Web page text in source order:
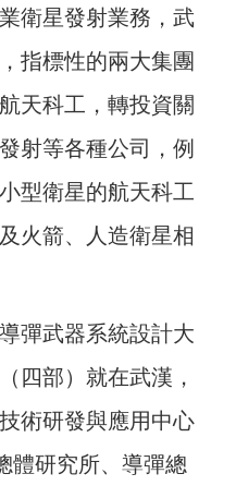
衛星發射業務，武
指標性的兩大集團
天科工，轉投資關
射等各種公司，例
型衛星的航天科工
火箭、人造衛星相
彈武器系統設計大
四部）就在武漢，
術研發與應用中心
體研究所、導彈總